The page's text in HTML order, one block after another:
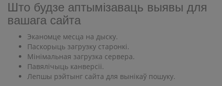
Што будзе аптымізаваць выявы для
вашага сайта
Эканомце месца на дыску.
Паскорыць загрузку старонкі.
Мінімальная загрузка сервера.
Павялічыць канверсіі.
Лепшы рэйтынг сайта для вынікаў пошуку.